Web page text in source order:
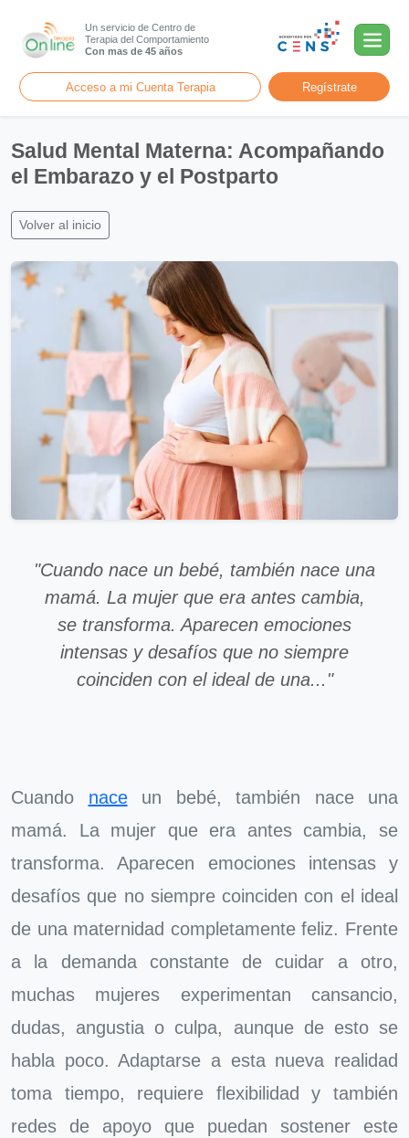
Un servicio de Centro de
Terapia del Comportamiento
Con mas de 45 años
Acceso a mi Cuenta Terapia Regístrate
Salud Mental Materna: Acompañando
el Embarazo y el Postparto
Volver al inicio
"Cuando nace un bebé, también nace una
mamá. La mujer que era antes cambia,
se transforma. Aparecen emociones
intensas y desafíos que no siempre
coinciden con el ideal de una..."
Cuando naceun bebé, también nace una
mamá. La mujer que era antes cambia, se
transforma. Aparecen emociones intensas y
desafíos que no siempre coinciden con el ideal
de una maternidad completamente feliz. Frente
a la demanda constante de cuidar a otro,
muchas mujeres experimentan cansancio,
dudas, angustia o culpa, aunque de esto se
habla poco. Adaptarse a esta nueva realidad
toma tiempo, requiere flexibilidad y también
redes de apoyo que puedan sostener este